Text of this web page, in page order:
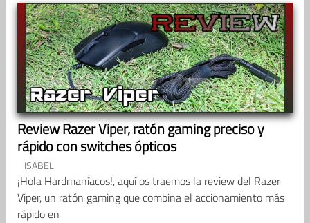
Review Razer Viper, ratón gaming preciso y
rápido con switches ópticos
ISABEL
¡Hola Hardmaníacos!, aquí os traemos la review del Razer
Viper, un ratón gaming que combina el accionamiento más
rápido en